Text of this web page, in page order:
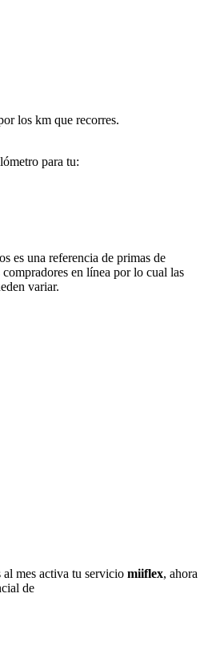
los km que recorres.
para tu:
es una referencia de primas de
en línea por lo cual las
variar.
mes activa tu servicio miiflex, ahora
de